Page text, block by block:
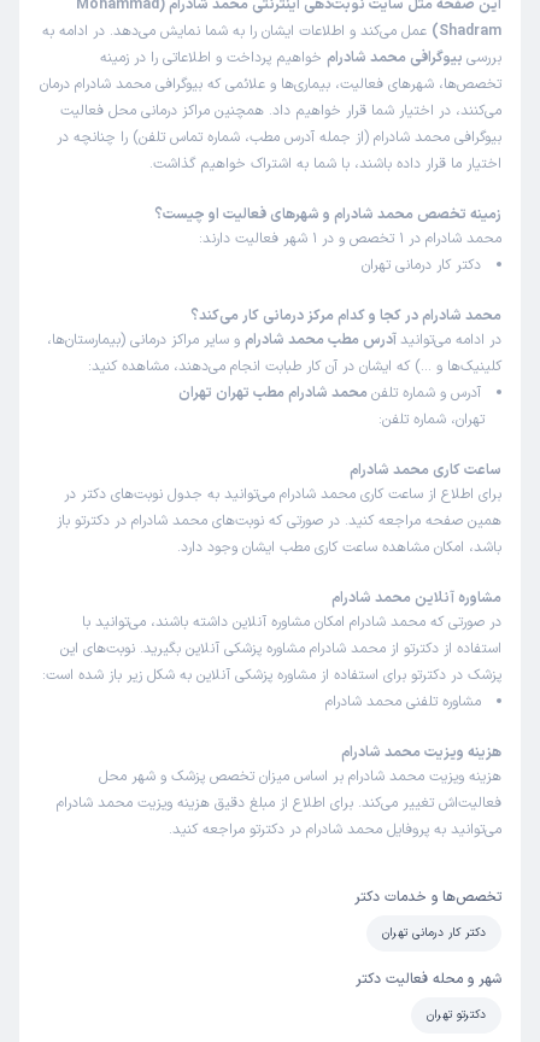
این صفحه مثل سایت نوبت‌دهی اینترنتی محمد شادرام (Mohammad
Shadram)
عمل می‌کند و اطلاعات ایشان را به شما نمایش می‌دهد. در ادامه به
بررسی بیوگرافی محمد شادرام خواهیم پرداخت و اطلاعاتی را در زمینه
تخصص‌ها، شهرهای فعالیت، بیماری‌ها و علائمی که بیوگرافی محمد شادرام درمان
می‌کنند، در اختیار شما قرار خواهیم داد. همچنین مراکز درمانی محل فعالیت
بیوگرافی محمد شادرام (از جمله آدرس مطب، شماره تماس تلفن) را چنانچه در
اختیار ما قرار داده باشند، با شما به اشتراک خواهیم گذاشت.
زمینه تخصص محمد شادرام و شهرهای فعالیت او چیست؟
محمد شادرام در 1 تخصص و در 1 شهر فعالیت دارند:
دکتر کار درمانی تهران
محمد شادرام در کجا و کدام مرکز درمانی کار می‌کند؟
در ادامه می‌توانید آدرس مطب محمد شادرام و سایر مراکز درمانی (بیمارستان‌ها،
کلینیک‌ها و …) که ایشان در آن کار طبابت انجام می‌دهند، مشاهده کنید:
آدرس و شماره تلفن محمد شادرام مطب تهران تهران
تهران، شماره تلفن:
ساعت کاری محمد شادرام
برای اطلاع از ساعت کاری محمد شادرام می‌توانید به جدول نوبت‌های دکتر در
همین صفحه مراجعه کنید. در صورتی که نوبت‌های محمد شادرام در دکترتو باز
باشد، امکان مشاهده ساعت کاری مطب ایشان وجود دارد.
مشاوره آنلاین محمد شادرام
در صورتی که محمد شادرام امکان مشاوره آنلاین داشته باشند، می‌توانید با
استفاده از دکترتو از محمد شادرام مشاوره پزشکی آنلاین بگیرید. نوبت‌های این
پزشک در دکترتو برای استفاده از مشاوره پزشکی آنلاین به شکل زیر باز شده است:
مشاوره تلفنی محمد شادرام
هزینه ویزیت محمد شادرام
هزینه ویزیت محمد شادرام بر اساس میزان تخصص پزشک و شهر محل
فعالیت‌اش تغییر می‌کند. برای اطلاع از مبلغ دقیق هزینه ویزیت محمد شادرام
می‌توانید به پروفایل محمد شادرام در دکترتو مراجعه کنید.
تخصص‌ها و خدمات دکتر
دکتر کار درمانی تهران
شهر و محله فعالیت دکتر
دکترتو تهران